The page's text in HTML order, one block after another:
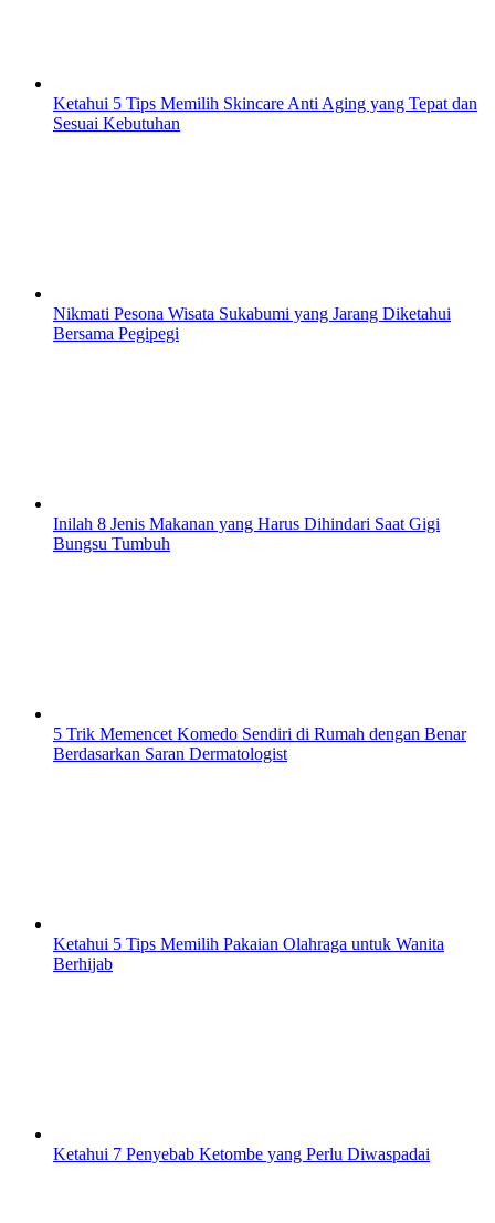
Ketahui 5 Tips Memilih Skincare Anti Aging yang Tepat dan
Sesuai Kebutuhan
Nikmati Pesona Wisata Sukabumi yang Jarang Diketahui
Bersama Pegipegi
Inilah 8 Jenis Makanan yang Harus Dihindari Saat Gigi
Bungsu Tumbuh
5 Trik Memencet Komedo Sendiri di Rumah dengan Benar
Berdasarkan Saran Dermatologist
Ketahui 5 Tips Memilih Pakaian Olahraga untuk Wanita
Berhijab
Ketahui 7 Penyebab Ketombe yang Perlu Diwaspadai